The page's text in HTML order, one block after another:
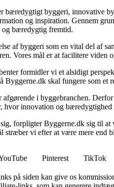
bæredygtigt byggeri, innovative
og inspiration. Gennem
og bæredygtig fremtid.
af byggeri som en vital del af
Vores mål er at facilitere
formidler vi et alsidigt
Byggerne.dk skal fungere som
i byggebranchen.
innovation og
forpligter Byggerne.dk sig til
stræber vi efter at være mere
Pinterest TikTok
på siden kan give os